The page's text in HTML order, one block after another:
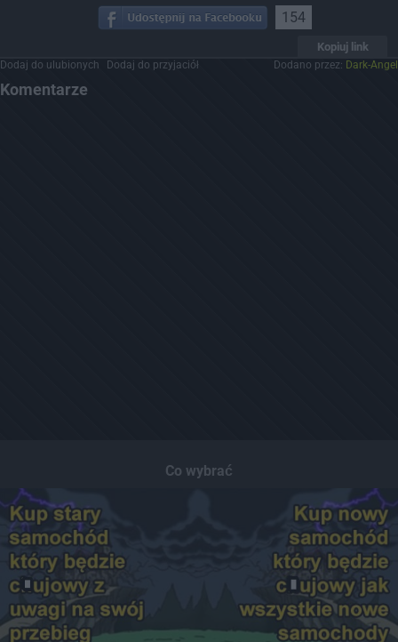
154
Kopiuj link
Dodaj do ulubionych Dodaj do przyjaciół Dodano przez: Dark-Angel
Komentarze
Co wybrać